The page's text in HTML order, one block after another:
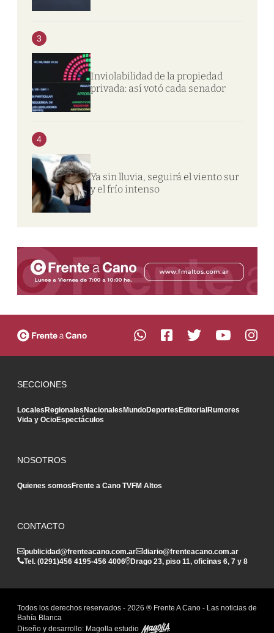
3
Inviolabilidad de la propiedad
privada: así votó cada senador
4
Ya sin lluvia, seguirá el viento sur
y el frío intenso
SECCIONES
LocalesRegionalesNacionalesMundoDeportesEditorialRumores
Vida y OcioEspectáculos
NOSOTROS
Quienes somosFrente a Cano TVFM Altos
CONTACTO
publicidad@frenteacano.com.ar
diario@frenteacano.com.ar
Tel. (0291)456 4195-456 4006 Drago 23, piso 11, oficinas 6, 7 y 8
Todos los derechos reservados - 2026 ® Frente A Cano - Las noticias de
Bahía Blanca
Diseño y desarrollo: Magolla estudio